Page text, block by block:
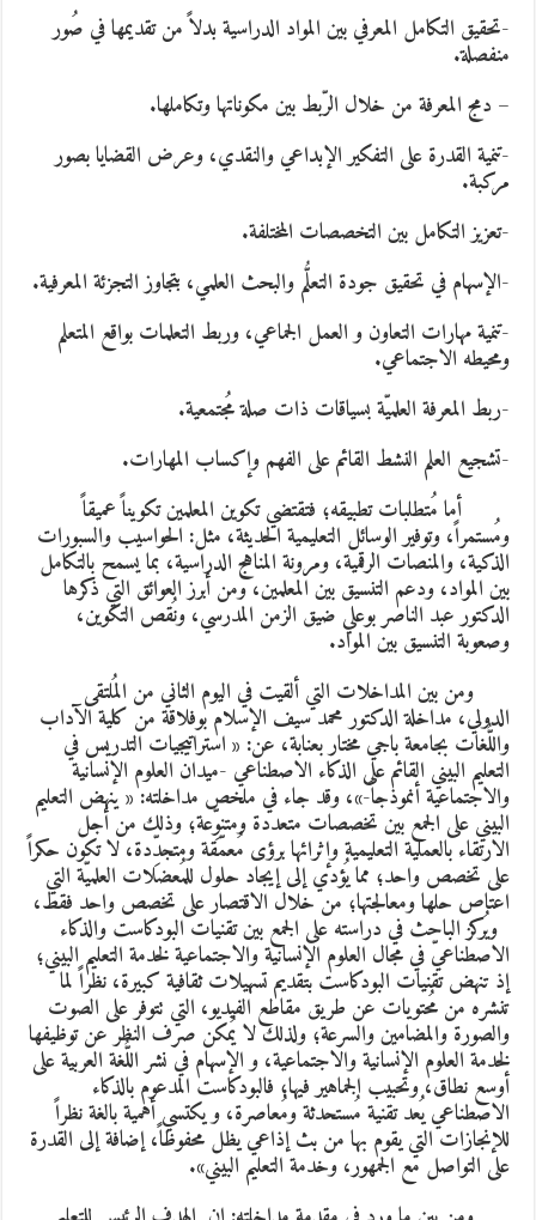
التكامل المعرفي بين المواد الدراسية بدلاً من تقديمها في صُور
دمج المعرفة من خلال الرّبط بين مكوناتها وتكاملها.
القدرة على التفكير الإبداعي والنقدي، وعرض القضايا بصور
التكامل بين التخصصات المختلفة.
في تحقيق جودة التعلُّم والبحث العلمي، بتجاوز التجزئة المعرفية.
مهارات التعاون و العمل الجماعي، وربط التعلمات بواقع المتعلم
الاجتماعي.
المعرفة العلميّة بسياقات ذات صلة مُجتمعية.
العلم النشط القائم على الفهم وإكساب المهارات.
مُتطلبات تطبيقه؛ فتقتضي تكوين المعلمين تكويناً عميقاً
وتوفير الوسائل التعليمية الحديثة، مثل: الحواسيب والسبورات
والمنصات الرقمية، ومرونة المناهج الدراسية، بما يسمح بالتكامل
المواد، ودعم التنسيق بين المعلمين، ومن أبرز العوائق التي ذكرها
عبد الناصر بوعلي ضيق الزمن المدرسي، ونُقص التكوين،
التنسيق بين المواد.
بين المداخلات التي ألقيت في اليوم الثاني من المُلتقى
مداخلة الدكتور محمد سيف الإسلام بوفلاقة من كلية الآداب
بجامعة باجي مختار بعنابة، عن: «استراتيجيات التدريس في
البيني القائم على الذكاء الاصطناعي -ميدان العلوم الإنسانية
أنموذجاً-»، وقد جاء في ملخص مداخلته: «ينهض التعليم
على الجمع بين تخصصات متعددة ومتنوِّعة؛ وذلك من أجل
بالعملية التعليمية وإثرائها برؤى مُعمّقة ومتجدِّدة، لا تكون حكراً
تخصص واحد؛ مما يُؤدي إلى إيجاد حلول للمُعضلات العلميّة التي
حلها ومعالجتها؛من خلال الاقتصار على تخصص واحد فقط،
الباحث في دراسته على الجمع بين تقنيات البودكاست والذكاء
في مجال العلوم الإنسانية والاجتماعية لخدمة التعليم البيني؛
تنهض تقنيات البودكاست بتقديم تسهيلات ثقافية كبيرة، نظراً لما
من مُحتويات عن طريق مقاطع الفيديو، التي تتوفر على الصوت
والمضامين والسرعة؛ ولذلك لا يُمكن صرف النظر عن توظيفها
العلوم الإنسانية والاجتماعية، و الإسهام في نشر اللُّغة العربية على
نطاق، وتحبيب الجماهير فيها؛ فالبودكاست المدعوم بالذكاء
يُعد تقنية مُستحدثة ومُعاصرة، و يكتسي أهمية بالغة نظراً
التي يقوم بها من بث إذاعي يظل محفوظاً، إضافة إلى القدرة
التواصل مع الجمهور، وخدمة التعليم البيني»
.